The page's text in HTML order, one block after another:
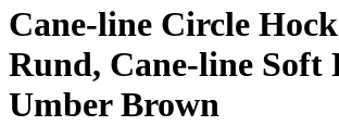
Cane-line Circle
Rund, Cane-line Soft
Umber Brown